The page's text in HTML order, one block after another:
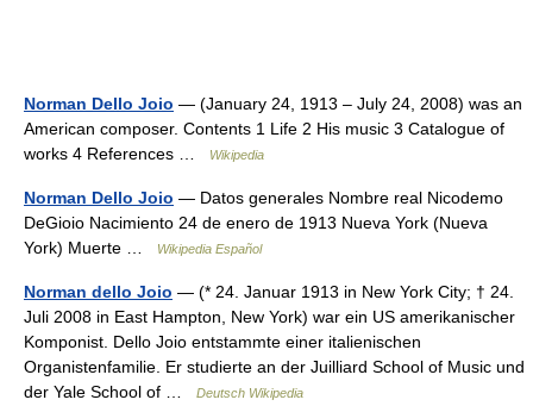
Norman Dello Joio — (January 24, 1913 – July 24, 2008) was an
American composer. Contents 1 Life 2 His music 3 Catalogue of
works 4 References …
Wikipedia
Norman Dello Joio — Datos generales Nombre real Nicodemo
DeGioio Nacimiento 24 de enero de 1913 Nueva York (Nueva
York) Muerte …
Wikipedia Español
Norman dello Joio — (* 24. Januar 1913 in New York City; † 24.
Juli 2008 in East Hampton, New York) war ein US amerikanischer
Komponist. Dello Joio entstammte einer italienischen
Organistenfamilie. Er studierte an der Juilliard School of Music und
der Yale School of …
Deutsch Wikipedia